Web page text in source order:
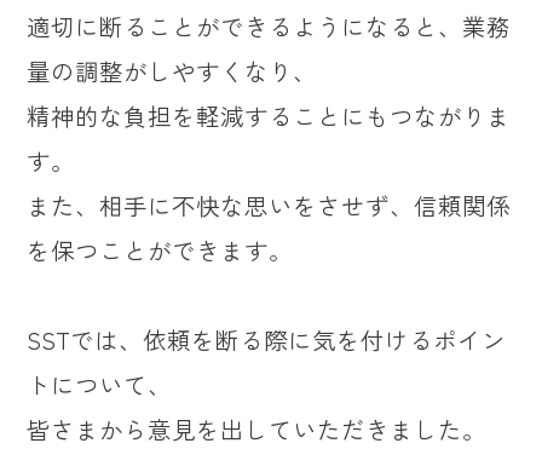
適切に断ることができるようになると、業務
量の調整がしやすくなり、
精神的な負担を軽減することにもつながりま
す。
また、相手に不快な思いをさせず、信頼関係
を保つことができます。
SSTでは、依頼を断る際に気を付けるポイン
トについて、
皆さまから意見を出していただきました。